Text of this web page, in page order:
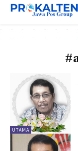
UTAMA